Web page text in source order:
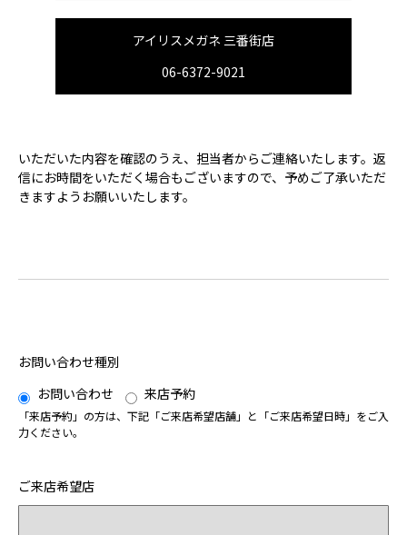
アイリスメガネ 三番街店
06-6372-9021
いただいた内容を確認のうえ、担当者からご連絡いたします。返
信にお時間をいただく場合もございますので、予めご了承いただ
きますようお願いいたします。
お問い合わせ種別
お問い合わせ
来店予約
「来店予約」の方は、下記「ご来店希望店舗」と「ご来店希望日時」をご入
力ください。
ご来店希望店